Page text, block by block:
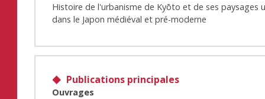
Histoire de l'urbanisme de Kyōto et de ses paysages
dans le Japon médiéval et pré-moderne
Publications principales
Ouvrages